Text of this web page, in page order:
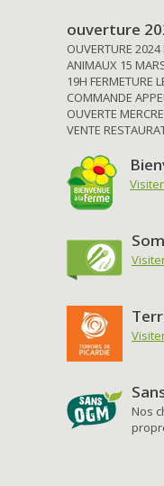
ouverture
OUVERTURE
ANIMAUX 15
19H FERMETURE
COMMANDE
OUVERTE
VENTE
Nos